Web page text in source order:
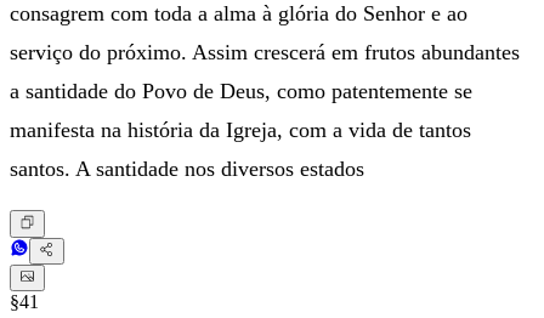
consagrem com toda a alma à glória do Senhor e ao
serviço do próximo. Assim crescerá em frutos abundantes
a santidade do Povo de Deus, como patentemente se
manifesta na história da Igreja, com a vida de tantos
santos. A santidade nos diversos estados
§41